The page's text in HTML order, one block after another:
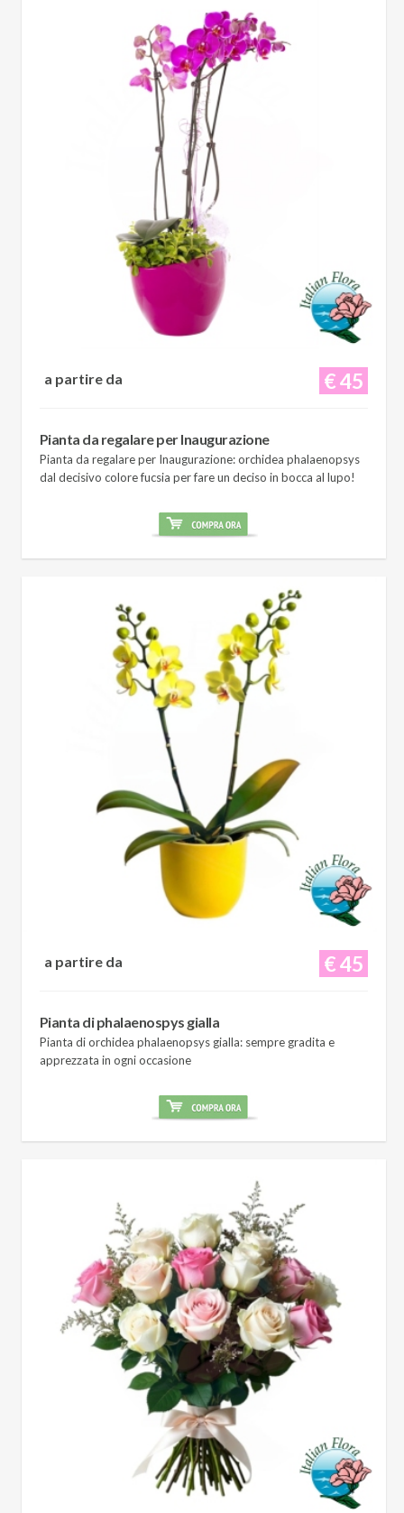
€ 45
a partire da
Pianta da regalare per Inaugurazione
Pianta da regalare per Inaugurazione: orchidea phalaenopsys
dal decisivo colore fucsia per fare un deciso in bocca al lupo!
€ 45
a partire da
Pianta di phalaenospys gialla
Pianta di orchidea phalaenopsys gialla: sempre gradita e
apprezzata in ogni occasione